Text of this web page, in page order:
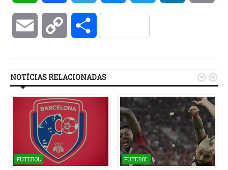
Email Copy Compartilhar
NOTÍCIAS RELACIONADAS
FUTEBOL FUTEBOL
 